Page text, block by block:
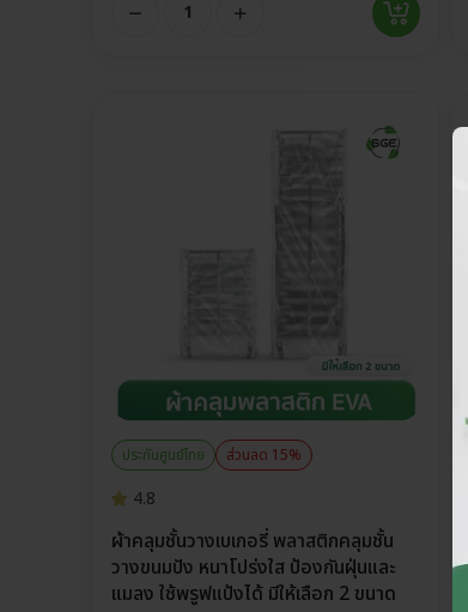
ประกันศูนย์ไทย ส่วนลด 15%
4.8
ผ้าคลุมชั้นวางเบเกอรี่ พลาสติกคลุมชั้น
วางขนมปัง หนาโปร่งใส ป้องกันฝุ่นและ
แมลง ใช้พรูฟแป้งได้ มีให้เลือก 2 ขนาด